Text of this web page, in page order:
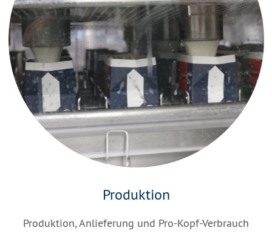
Produktion
Produktion, Anlieferung und Pro-Kopf-Verbrauch